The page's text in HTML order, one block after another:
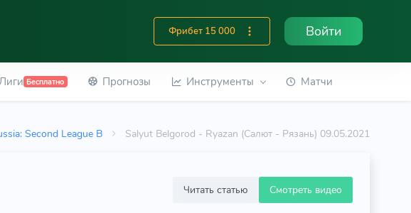
Фрибет 15 000 Войти
Бесплатно Прогнозы Инструменты Матчи
Second League B Salyut Belgorod - Ryazan (Салют - Рязань) 09.05.2021
Читать статью Смотреть видео